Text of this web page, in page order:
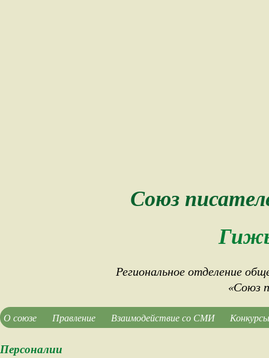
Союз
Региональное отделение
«Союз
О союзе Правление Взаимодействие со СМИ
Персоналии